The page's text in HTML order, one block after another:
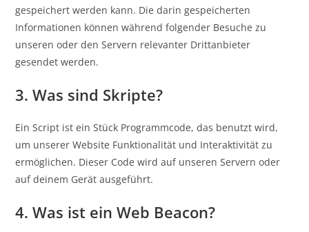
gespeichert werden kann. Die darin gespeicherten
Informationen können während folgender Besuche zu
unseren oder den Servern relevanter Drittanbieter
gesendet werden.
3. Was sind Skripte?
Ein Script ist ein Stück Programmcode, das benutzt wird,
um unserer Website Funktionalität und Interaktivität zu
ermöglichen. Dieser Code wird auf unseren Servern oder
auf deinem Gerät ausgeführt.
4. Was ist ein Web Beacon?